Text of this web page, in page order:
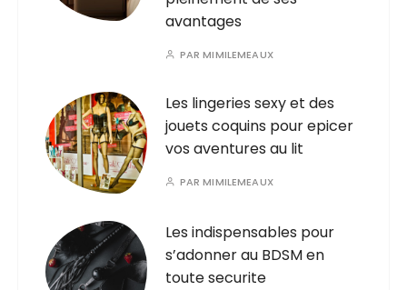
avantages
PARMIMILEMEAUX
Les lingeries sexy et des
jouets coquins pour epicer
vos aventures au lit
PARMIMILEMEAUX
Les indispensables pour
s’adonner au BDSM en
toute securite